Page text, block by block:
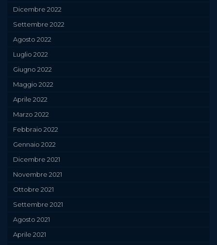
Dicembre 2022
Settembre 2022
Agosto 2022
Luglio 2022
Giugno 2022
Maggio 2022
Aprile 2022
Marzo 2022
Febbraio 2022
Gennaio 2022
Dicembre 2021
Novembre 2021
Ottobre 2021
Settembre 2021
Agosto 2021
Aprile 2021